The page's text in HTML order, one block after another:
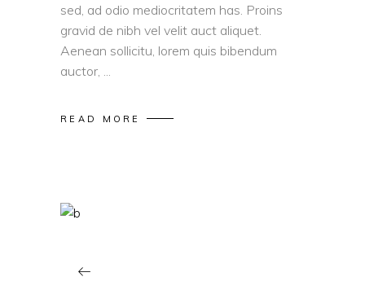
sed, ad odio mediocritatem has. Proins
gravid de nibh vel velit auct aliquet.
Aenean sollicitu, lorem quis bibendum
auctor,
READ MORE